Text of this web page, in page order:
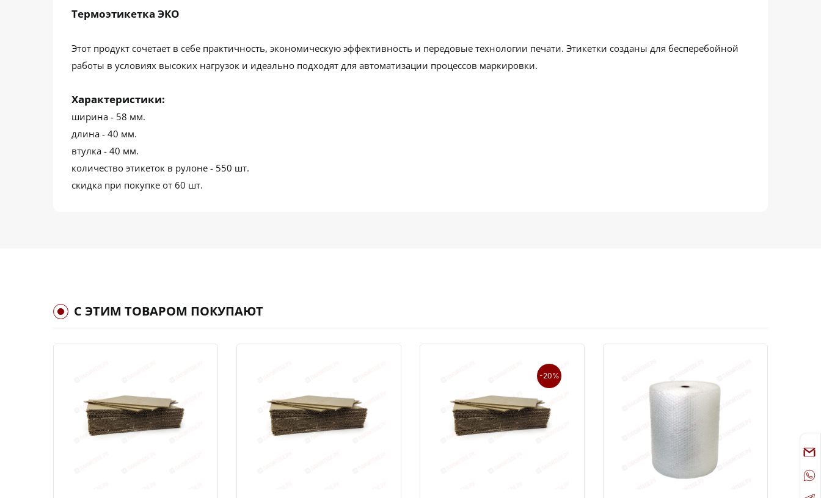
Термоэтикетка ЭКО
Этот продукт сочетает в себе практичность, экономическую эффективность и передовые технологии печати. Этикетки созданы для бесперебойной
работы в условиях высоких нагрузок и идеально подходят для автоматизации процессов маркировки.
Характеристики:
ширина - 58 мм.
длина - 40 мм.
втулка - 40 мм.
количество этикеток в рулоне - 550 шт.
скидка при покупке от 60 шт.
С ЭТИМ ТОВАРОМ ПОКУПАЮТ
-20%